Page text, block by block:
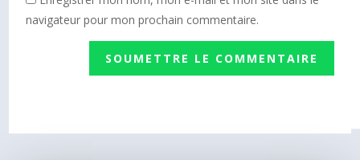
navigateur pour mon prochain commentaire.
SOUMETTRE LE COMMENTAIRE